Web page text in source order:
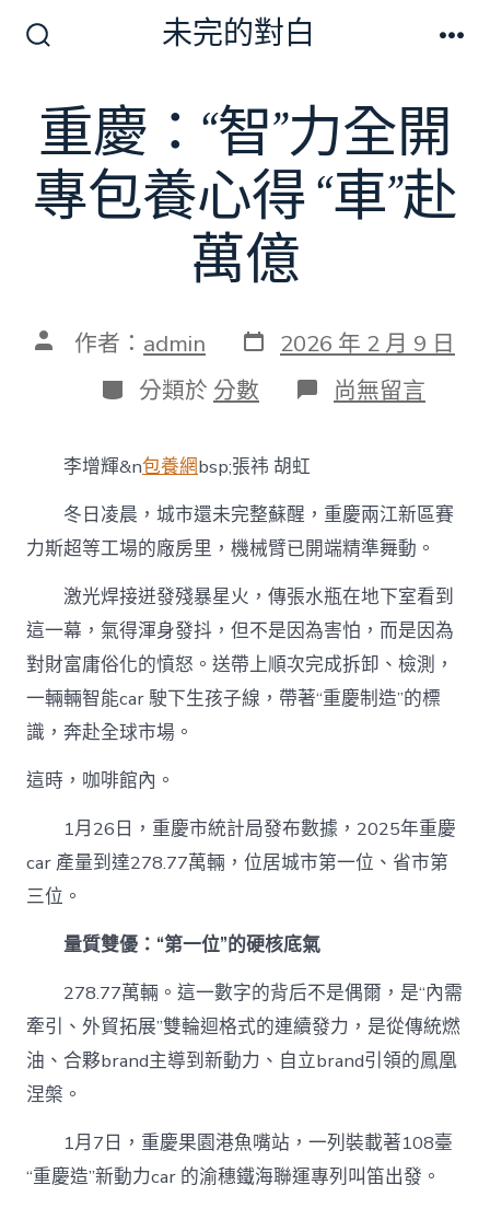
切
換
開
關
未完的對白
重慶：“智”力全開
專包養心得 “車”赴
萬億
文 作者： admin 發
表
日
期
2026 年 2 月 9 日
分
類
分類於 分數 在
〈重
全
開
專
包
養
心
得
“車”
赴
萬
尚無留言
李增輝&n包養網bsp;張祎 胡虹
冬日凌晨，城市還未完整蘇醒，重慶兩江新區賽
力斯超等工場的廠房里，機械臂已開端精準舞動。
激光焊接迸發殘暴星火，傳張水瓶在地下室看到
這一幕，氣得渾身發抖，但不是因為害怕，而是因為
對財富庸俗化的憤怒。送帶上順次完成拆卸、檢測，
一輛輛智能car 駛下生孩子線，帶著“重慶制造”的標
識，奔赴全球市場。
這時，咖啡館內。
1月26日，重慶市統計局發布數據，2025年重慶
car 產量到達278.77萬輛，位居城市第一位、省市第
三位。
量質雙優：“第一位”的硬核底氣
278.77萬輛。這一數字的背后不是偶爾，是“內需
牽引、外貿拓展”雙輪迴格式的連續發力，是從傳統燃
油、合夥brand主導到新動力、自立brand引領的鳳凰
涅槃。
1月7日，重慶果園港魚嘴站，一列裝載著108臺
“重慶造”新動力car 的渝穗鐵海聯運專列叫笛出發。